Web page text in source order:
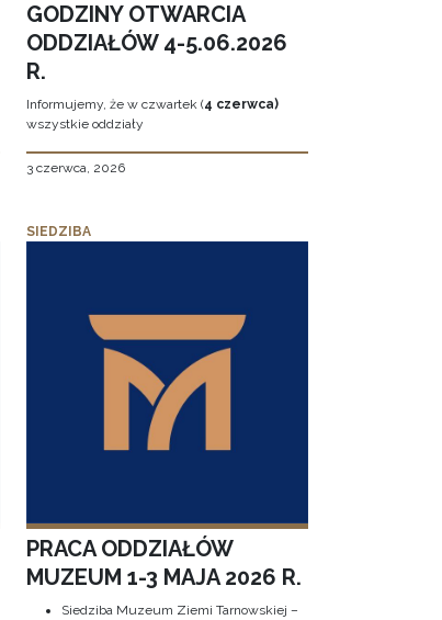
GODZINY OTWARCIA
ODDZIAŁÓW 4-5.06.2026
R.
Informujemy, że w czwartek (4 czerwca)
wszystkie oddziały
3 czerwca, 2026
SIEDZIBA
PRACA ODDZIAŁÓW
MUZEUM 1-3 MAJA 2026 R.
Siedziba Muzeum Ziemi Tarnowskiej –